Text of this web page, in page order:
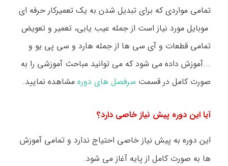
تمامی مواردی که برای تبدیل شدن به یک تعمیرکار حرفه ای
موبایل مورد نیاز است از جمله عیب یابی، تعمیر و تعویض
تمامی قطعات و آی سی ها از جمله هارد و سی پی یو و
...آموزش داده می شود که می توانید مباحث آموزشی را به
صورت کامل در قسمت سرفصل های دوره مشاهده نمایید.
آیا این دوره پیش نیاز خاصی دارد؟
این دوره به پیش نیاز خاصی احتیاج ندارد و تمامی آموزش
ها به صورت کامل از پایه آغاز می شود.